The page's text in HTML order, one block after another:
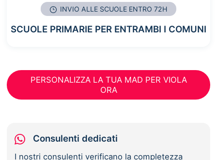
INVIO ALLE SCUOLE ENTRO 72H
SCUOLE PRIMARIE PER ENTRAMBI I COMUNI
PERSONALIZZA LA TUA MAD PER VIOLA
ORA
Consulenti dedicati
I nostri consulenti verificano la completezza